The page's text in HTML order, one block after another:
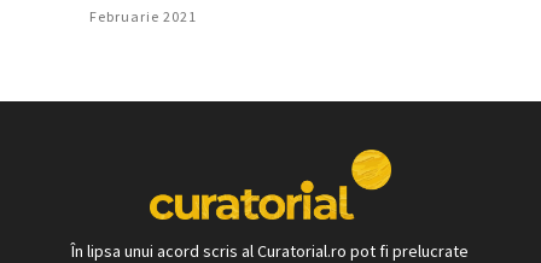
Februarie 2021
În lipsa unui acord scris al Curatorial.ro pot fi prelucrate